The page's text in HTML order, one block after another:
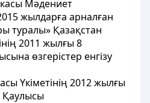
Мәдениет
жылдарға арналған
туралы» Қазақстан
2011 жылғы 8
өзгерістер енгізу
Үкіметінің 2012 жылғы
Қаулысы